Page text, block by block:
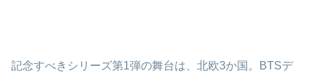
記念すべきシリーズ第1弾の舞台は、北欧3か国。BTSデ